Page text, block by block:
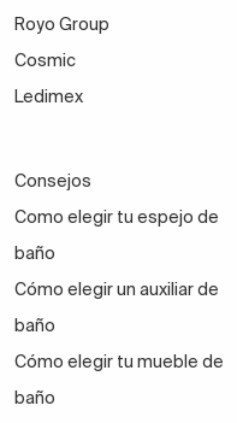
Royo Group
Cosmic
Ledimex
Consejos
Como elegir tu espejo de
baño
Cómo elegir un auxiliar de
baño
Cómo elegir tu mueble de
baño